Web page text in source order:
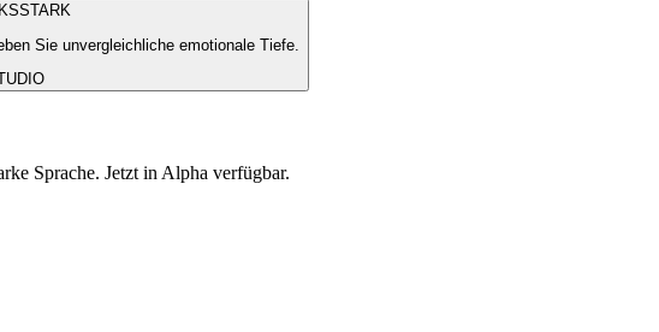
Sie unvergleichliche emotionale Tiefe.
Sprache. Jetzt in Alpha verfügbar.